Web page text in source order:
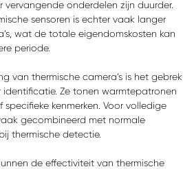
vervangende onderdelen zijn duurder.
sensoren is echter vaak langer
wat de totale eigendomskosten kan
periode.
van thermische camera’s is het gebrek
Ze tonen warmtepatronen
kenmerken. Voor volledige
gecombineerd met normale
thermische detectie.
de effectiviteit van thermische